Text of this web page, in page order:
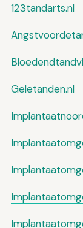
123tandarts.nl
Geletanden.nl